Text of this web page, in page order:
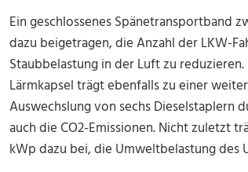
Ein geschlossenes Spänetransportband
dazu beigetragen, die Anzahl der LKW-
Staubbelastung in der Luft zu
Lärmkapsel trägt ebenfalls zu einer
Auswechslung von sechs Dieselstaplern
auch die CO2-Emissionen. Nicht zuletzt
kWp dazu bei, die Umweltbelastung des